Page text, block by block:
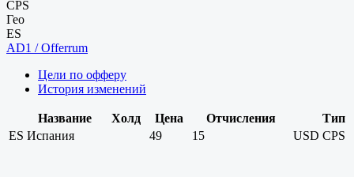
CPS
Гео
ES
AD1 / Offerrum
Цели по офферу
История изменений
Название Холд Цена Отчисления
Тип
ES Испания 49 15 USD CPS